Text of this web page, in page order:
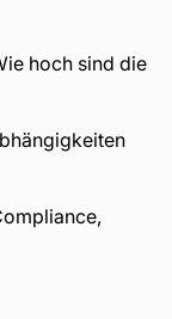
hoch sind die